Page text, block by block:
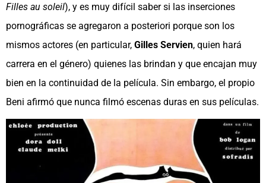
Filles au soleil), y es muy difícil saber si las inserciones
pornográficas se agregaron a posteriori porque son los
mismos actores (en particular, Gilles Servien, quien hará
carrera en el género) quienes las brindan y que encajan muy
bien en la continuidad de la película. Sin embargo, el propio
Beni afirmó que nunca filmó escenas duras en sus películas.